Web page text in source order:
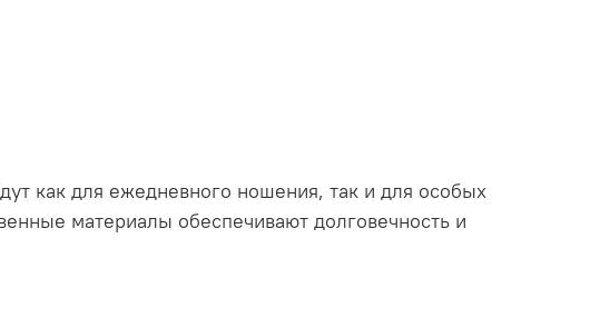
как для ежедневного ношения, так и для особых
материалы обеспечивают долговечность и